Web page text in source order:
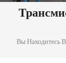
Вы Находитесь